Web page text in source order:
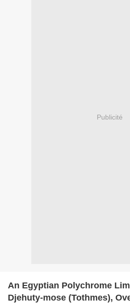
Publicité
An Egyptian Polychrome
Djehuty-mose (Tothmes),